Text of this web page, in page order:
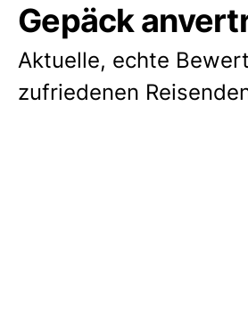
Gepäck
Aktuelle, echte
zufriedenen